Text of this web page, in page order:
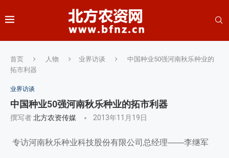
首页 人物 业界访谈
中国种业50强河南秋乐种业的
拓市利器
业界访谈
中国种业50强河南秋乐种业的拓市利器
撰写者北方农资传媒 2013年11月19日
专访河南秋乐种业科技股份有限公司总经理——李继军